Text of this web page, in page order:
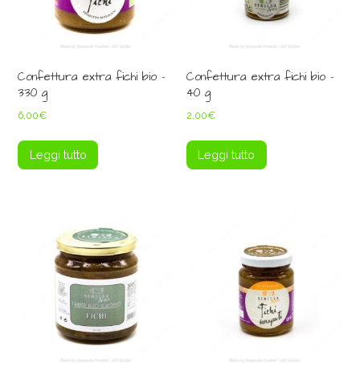
Confettura extra fichi bio –
330 g
6,00€
Leggi tutto
Confettura extra fichi bio –
40 g
2,00€
Leggi tutto